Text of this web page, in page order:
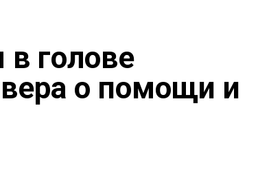
голове
о помощи и